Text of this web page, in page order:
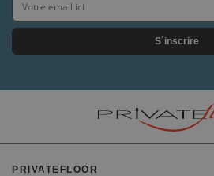
S´inscrire
PRIVATEFLOOR